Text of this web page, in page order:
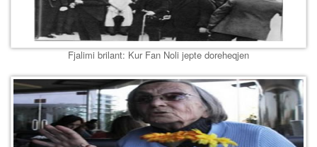
Fjalimi brilant: Kur Fan Noli jepte doreheqjen